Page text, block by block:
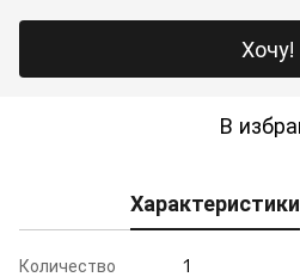
Хочу!
В
Характеристики
Количество
1